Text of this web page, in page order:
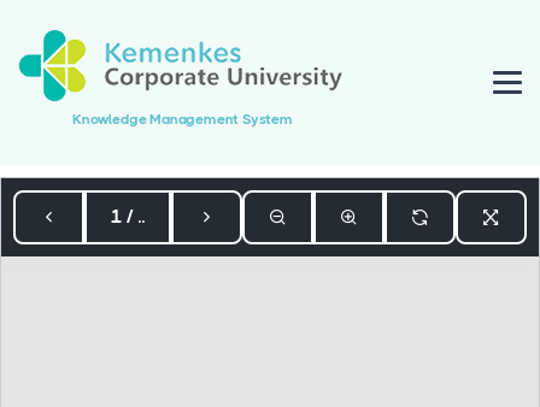
Knowledge Management System
1 / ..